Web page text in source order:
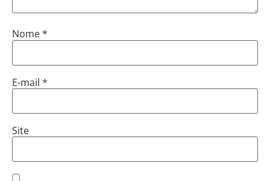
Nome*
E-mail *
Site